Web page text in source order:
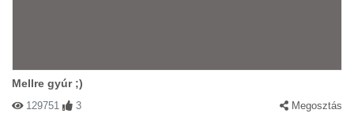
Mellre gyúr ;)
129751 3 Megosztás